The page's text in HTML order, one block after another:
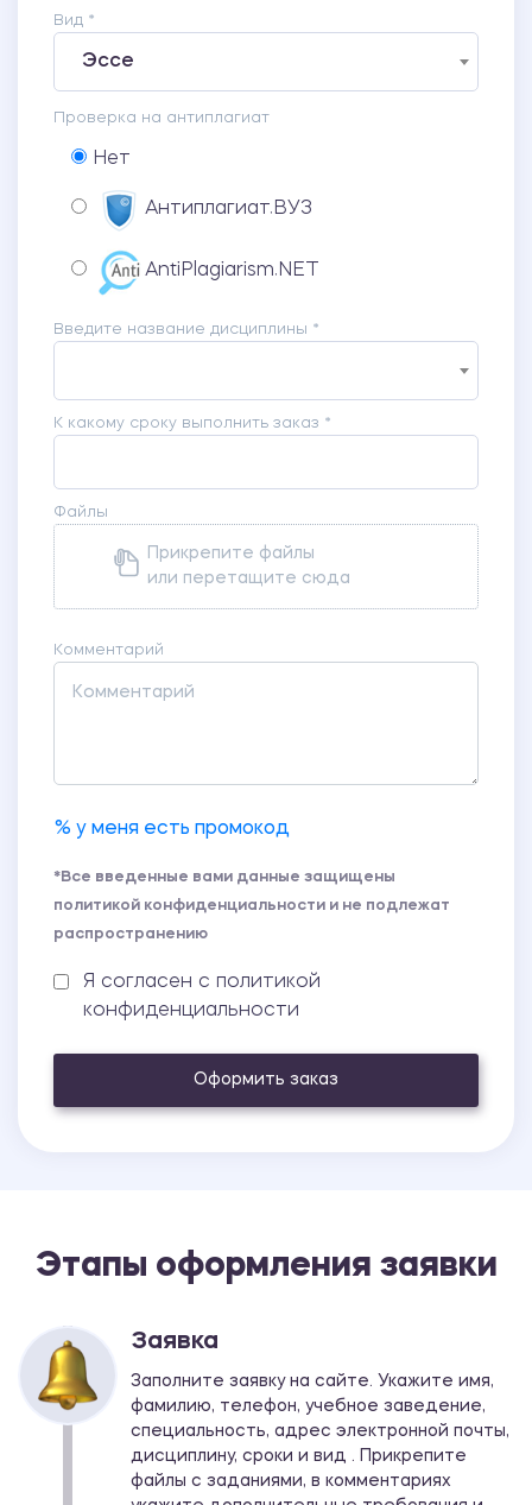
Вид *
Эссе
Проверка на антиплагиат
Нет
Антиплагиат.ВУЗ
AntiPlagiarism.NET
Введите название дисциплины *
К какому сроку выполнить заказ *
Файлы
Прикрепите файлы
или перетащите сюда
Комментарий
% у меня есть промокод
*Все введенные вами данные защищены
политикой конфиденциальности и не подлежат
распространению
Я согласен с политикой
конфиденциальности
Оформить заказ
Этапы оформления заявки
Заявка
Заполните заявку на сайте. Укажите имя,
фамилию, телефон, учебное заведение,
специальность, адрес электронной почты,
дисциплину, сроки и вид . Прикрепите
файлы с заданиями, в комментариях